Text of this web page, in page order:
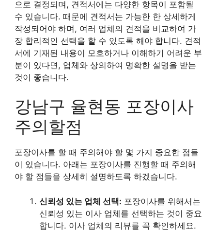
으로 결정되며, 견적서에는 다양한 항목이 포함될
수 있습니다. 때문에 견적서는 가능한 한 상세하게
작성되어야 하며, 여러 업체의 견적을 비교하여 가
장 합리적인 선택을 할 수 있도록 해야 합니다. 견적
서에 기재된 내용이 모호하거나 이해하기 어려운 부
분이 있다면, 업체와 상의하여 명확한 설명을 받는
것이 좋습니다.
강남구 율현동 포장이사
주의할점
포장이사를 할 때 주의해야 할 몇 가지 중요한 점들
이 있습니다. 아래는 포장이사를 진행할 때 주의해
야 할 점들을 상세히 설명하도록 하겠습니다.
신뢰성 있는 업체 선택: 포장이사를 위해서는
신뢰성 있는 이사 업체를 선택하는 것이 중요
합니다. 이사 업체의 리뷰를 꼭 확인하세요.